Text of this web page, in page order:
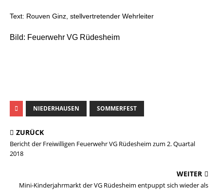
Text: Rouven Ginz, stellvertretender Wehrleiter
Bild: Feuerwehr VG Rüdesheim
NIEDERHAUSEN SOMMERFEST
ZURÜCK
Bericht der Freiwilligen Feuerwehr VG Rüdesheim zum 2. Quartal
2018
WEITER
Mini-Kinderjahrmarkt der VG Rüdesheim entpuppt sich wieder als